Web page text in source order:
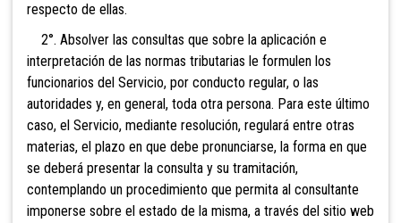
respecto de ellas.
2°. Absolver las consultas que sobre la aplicación e
interpretación de las normas tributarias le formulen los
funcionarios del Servicio, por conducto regular, o las
autoridades y, en general, toda otra persona. Para este último
caso, el Servicio, mediante resolución, regulará entre otras
materias, el plazo en que debe pronunciarse, la forma en que
se deberá presentar la consulta y su tramitación,
contemplando un procedimiento que permita al consultante
imponerse sobre el estado de la misma, a través del sitio web